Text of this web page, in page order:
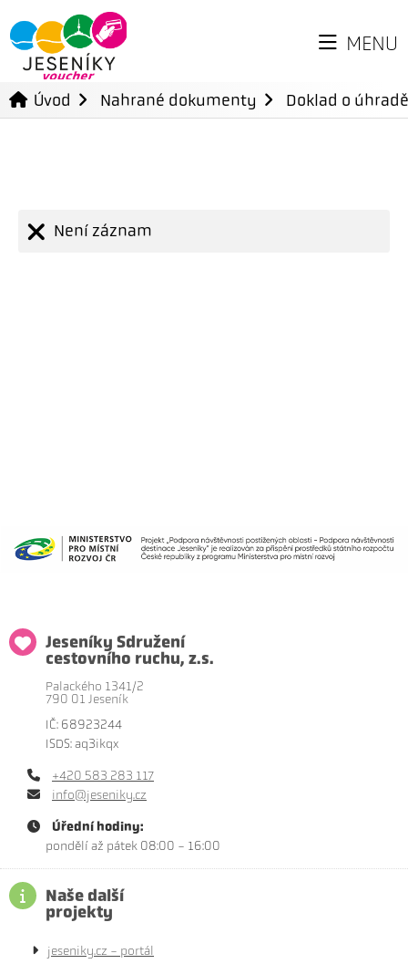
MENU
Úvod Nahrané dokumenty Doklad o
Není záznam
Jeseníky Sdružení
cestovního ruchu, z.s.
Palackého 1341/2
790 01 Jeseník
IČ: 68923244
ISDS: aq3ikqx
+420 583 283 117
info@jeseniky.cz
Úřední hodiny:
pondělí až pátek 08:00 - 16:00
Naše další
projekty
jeseniky.cz - portál